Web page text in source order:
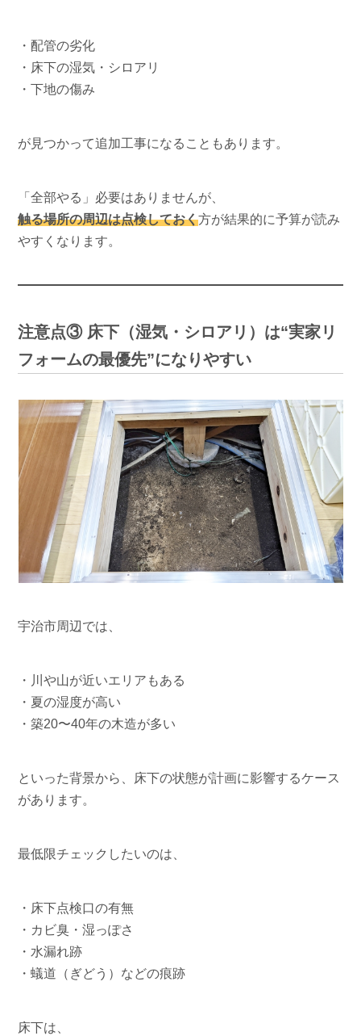
・配管の劣化
・床下の湿気・シロアリ
・下地の傷み
が見つかって追加工事になることもあります。
「全部やる」必要はありませんが、
触る場所の周辺は点検しておく方が結果的に予算が読み
やすくなります。
注意点③ 床下（湿気・シロアリ）は“実家リ
フォームの最優先”になりやすい
宇治市周辺では、
・川や山が近いエリアもある
・夏の湿度が高い
・築20〜40年の木造が多い
といった背景から、床下の状態が計画に影響するケース
があります。
最低限チェックしたいのは、
・床下点検口の有無
・カビ臭・湿っぽさ
・水漏れ跡
・蟻道（ぎどう）などの痕跡
床下は、